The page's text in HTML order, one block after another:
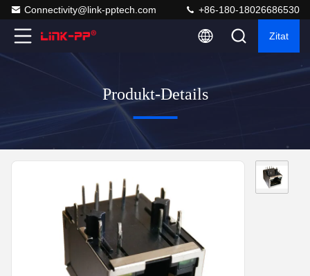
Connectivity@link-pptech.com +86-180-18026686530
Zitat
Produkt-Details